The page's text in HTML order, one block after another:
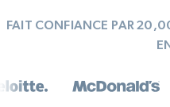
FAIT CONFIANCE PAR